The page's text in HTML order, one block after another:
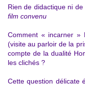
Rien de didactique ni
film convenu
Comment « incarner »
(visite au parloir de la
compte de la dualité
les clichés ?
Cette question délicate